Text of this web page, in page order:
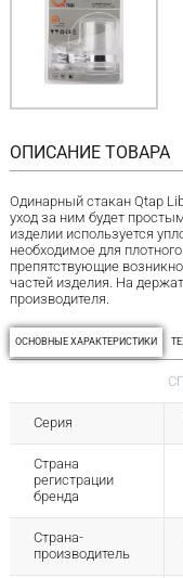
ОПИСАНИЕ ТОВАРА
Одинарный стакан Qtap
уход за ним будет
изделии используется
необходимое для
препятствующие
частей изделия. На
производителя.
ОСНОВНЫЕ ХАРАКТЕРИСТИКИ
Серия
Страна
регистрации
бренда
Страна-
производитель